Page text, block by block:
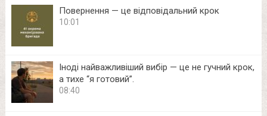
Повернення — це відповідальний крок
10:01
Іноді найважливіший вибір — це не гучний крок,
а тихе “я готовий”.
08:40